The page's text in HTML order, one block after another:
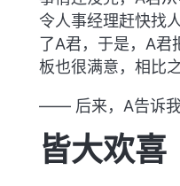
令人事经理赶快找
了A君，于是，A君
板也很满意，相比
—— 后来，A告诉我
皆大欢喜